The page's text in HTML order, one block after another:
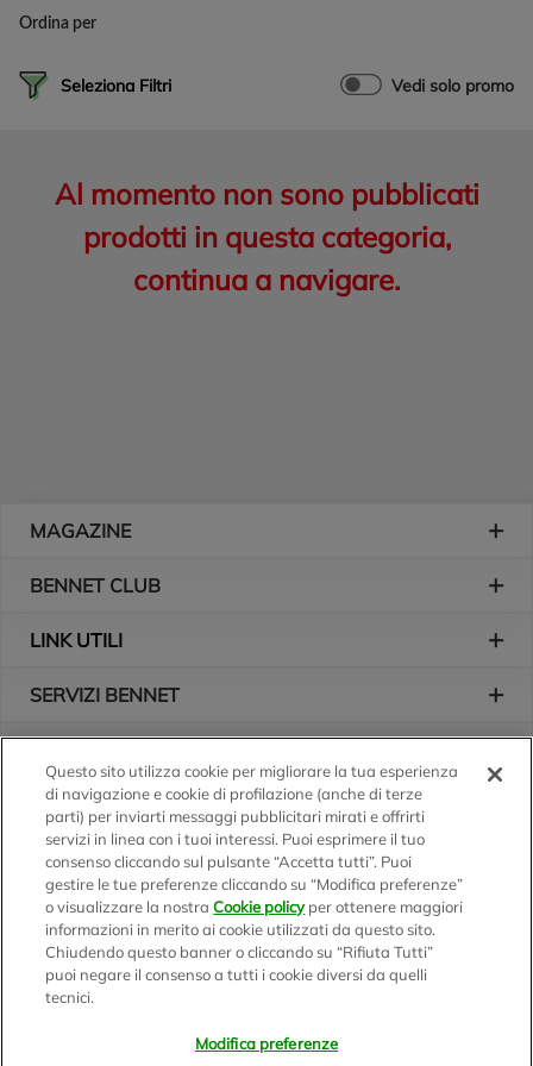
Seleziona Filtri Vedi solo promo
Ordina per
Al momento non sono pubblicati
prodotti in questa categoria,
continua a navigare.
MAGAZINE
BENNET CLUB
LINK UTILI
SERVIZI BENNET
Logo Bennet
Seguici sui nostri canali
Scarica l'app
Questo sito utilizza cookie per migliorare la tua esperienza
di navigazione e cookie di profilazione (anche di terze
parti) per inviarti messaggi pubblicitari mirati e offrirti
servizi in linea con i tuoi interessi. Puoi esprimere il tuo
consenso cliccando sul pulsante “Accetta tutti”. Puoi
gestire le tue preferenze cliccando su “Modifica preferenze”
o visualizzare la nostraCookie policyper ottenere maggiori
informazioni in merito ai cookie utilizzati da questo sito.
Chiudendo questo banner o cliccando su “Rifiuta Tutti”
puoi negare il consenso a tutti i cookie diversi da quelli
tecnici.
Modifica preferenze